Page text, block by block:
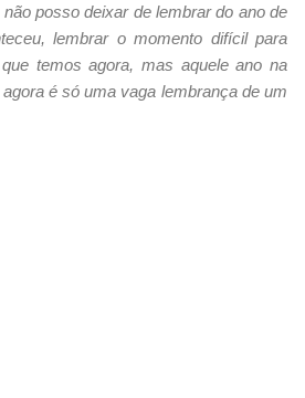
posso deixar de lembrar do ano de
lembrar o momento difícil para
temos agora, mas aquele ano na
é só uma vaga lembrança de um